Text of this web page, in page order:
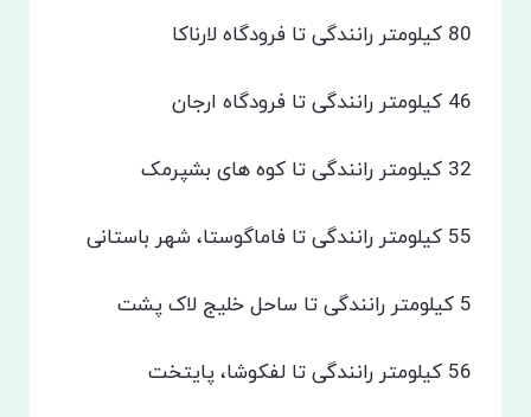
80 کیلومتر رانندگی تا فرودگاه لارناکا
46 کیلومتر رانندگی تا فرودگاه ارجان
32 کیلومتر رانندگی تا کوه های بشپرمک
55 کیلومتر رانندگی تا فاماگوستا، شهر باستانی
5 کیلومتر رانندگی تا ساحل خلیج لاک پشت
56 کیلومتر رانندگی تا لفکوشا، پایتخت